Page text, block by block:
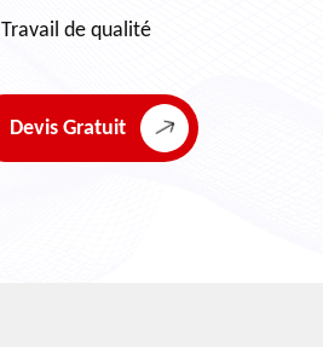
Travail de qualité
Devis Gratuit